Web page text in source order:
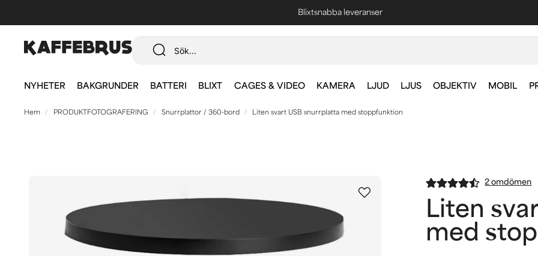
Fri frakt vid köp över 1000 kr *
NYHETER BAKGRUNDER BATTERI BLIXT CAGES & VIDEO KAMERA LJUD LJUS OBJEKTIV MOBIL
Hem PRODUKTFOTOGRAFERING Snurrplattor / 360-bord Liten svart USB snurrplatta med stoppfunktion
2 omdömen
Liten
med